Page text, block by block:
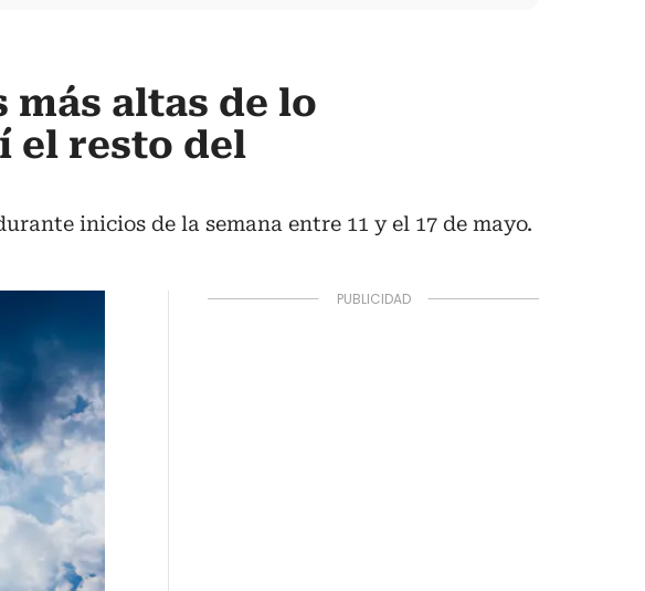
altas de lo
el resto del
inicios de la semana entre 11 y el 17 de mayo.